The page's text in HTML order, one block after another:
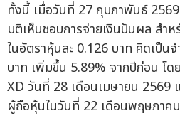
ทั้งนี้ เมื่อวันที่ 27 กุมภาพันธ์
มติเห็นชอบการจ่ายเงินปันผล สำ
ในอัตราหุ้นละ 0.126 บาท คิดเป็น
บาท เพิ่มขึ้น 5.89% จากปีก่อน โ
XD วันที่ 28 เดือนเมษายน 2569
ผู้ถือหุ้นในวันที่ 22 เดือนพฤษภาค